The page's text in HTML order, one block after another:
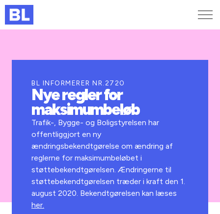
Kurser og arrangementer
Jobportalen
BL INFORMERER NR.2720
Nye regler for
maksimumbeløb
Trafik-, Bygge- og Boligstyrelsen har
offentliggjort en ny
ændringsbekendtgørelse om ændring af
reglerne for maksimumbeløbet i
støttebekendtgørelsen. Ændringerne til
støttebekendtgørelsen træder i kraft den 1.
august 2020. Bekendtgørelsen kan læses
her.